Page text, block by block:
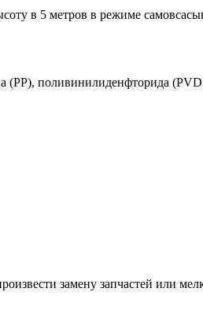
в 5 метров в режиме
(PP), поливинилиденфторида
замену запчастей или